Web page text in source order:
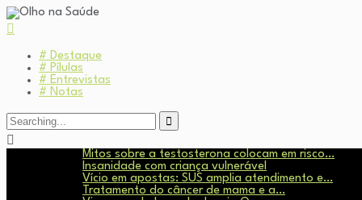
# Destaque
# Pílulas
# Entrevistas
# Notas
Search
for:
Mitos sobre a testosterona colocam em risco…
Insanidade com criança vulnerável
Vício em apostas: SUS amplia atendimento e…
Tratamento do câncer de mama e a…